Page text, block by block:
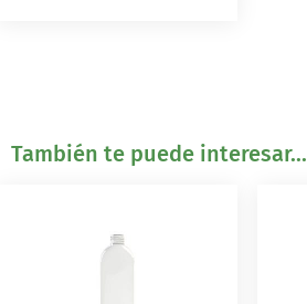
También te puede interesar...